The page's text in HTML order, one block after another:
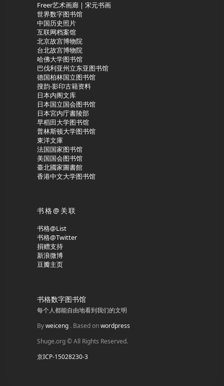
Freer艺术画廊 | 宋元书画
世界数字图书馆
中国历史照片
互联网档案馆
北京故宫博物院
台北故宫博物院
哈佛大学图书馆
巴伐利亚州立东亚图书馆
德国柏林国立图书馆
搜韵-影印古籍资料
日本内阁文库
日本国立国会图书馆
日本宮内庁書陵部
早稻田大学图书馆
普林斯顿大学图书馆
東洋文庫
法国国家图书馆
美国国会图书馆
臺北國家圖書館
香港中文大学图书馆
书格@关联
书格@List
书格@Twitter
捐赠支持
新浪微博
豆瓣主页
书格数字图书馆
每个人都能自由地看到我们的文明
Byweiceng . Based onwordpress
Shuge.org © All Rights Reserved.
京ICP-15028230-3